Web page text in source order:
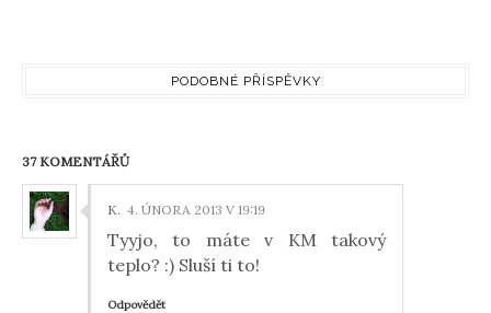
PODOBNÉ PŘÍSPĚVKY
37 KOMENTÁŘŮ
K. 4. ÚNORA 2013 V 19:19
Tyyjo, to máte v KM takový
teplo? :) Sluší ti to!
Odpovědět